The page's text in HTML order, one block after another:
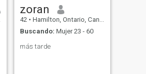
zoran
42 • Hamilton, Ontario, Canadá
Buscando: Mujer 23 - 60
más tarde